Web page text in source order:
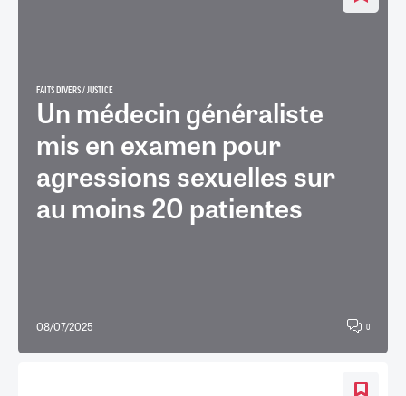
FAITS DIVERS / JUSTICE
Un médecin généraliste
mis en examen pour
agressions sexuelles sur
au moins 20 patientes
08/07/2025 0